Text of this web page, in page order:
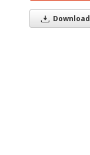
Download